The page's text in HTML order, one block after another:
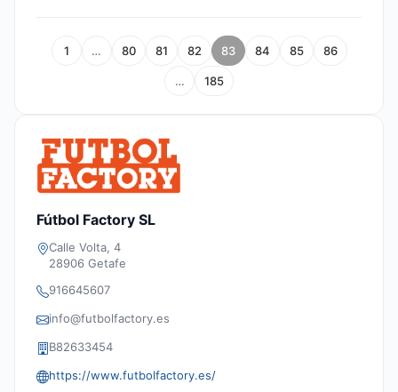
1 … 80 81 82 83 84 85 86
… 185
Fútbol Factory SL
Calle Volta, 4
28906 Getafe
916645607
info@futbolfactory.es
B82633454
https://www.futbolfactory.es/